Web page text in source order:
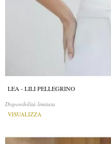
LEA - LILI PELLEGRINO
Disponibilità limitata
VISUALIZZA